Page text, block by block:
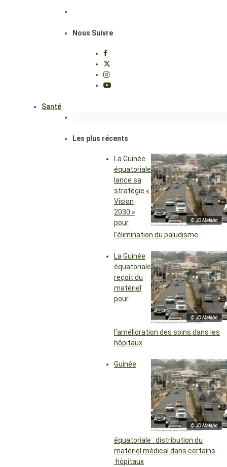
Nous Suivre
Santé
Les plus récents
© JD Malabo
La Guinée
équatoriale
lance sa
stratégie «
Vision
2030 »
pour
l’élimination du paludisme
© JD Malabo
La Guinée
équatoriale
reçoit du
matériel
pour
l’amélioration des soins dans les
hôpitaux
© JD Malabo
Guinée
équatoriale : distribution du
matériel médical dans certains
hôpitaux